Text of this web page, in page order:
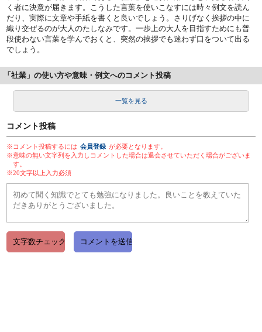
く者に決意が届きます。こうした言葉を使いこなすには時々例文を読ん
だり、実際に文章や手紙を書くと良いでしょう。さりげなく挨拶の中に
織り交ぜるのが大人のたしなみです。一歩上の大人を目指すためにも普
段使わない言葉を学んでおくと、突然の挨拶でも迷わず口をついて出る
でしょう。
「社業」の使い方や意味・例文へのコメント投稿
一覧を見る
コメント投稿
※コメント投稿するには 会員登録 が必要となります。
※意味の無い文字列を入力しコメントした場合は退会させていただく場合がございま
す。
※20文字以上入力必須